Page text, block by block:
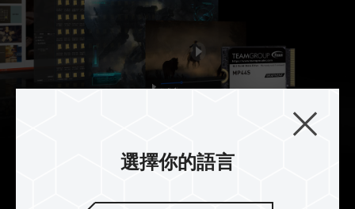
小巧尺寸 TB級大容量
選擇你的語言